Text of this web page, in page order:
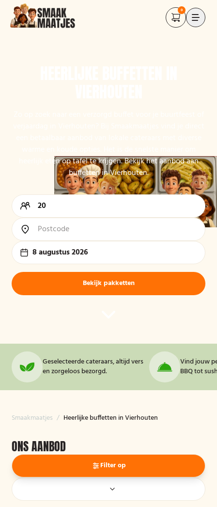
0
heerlijk eten op tafel te krijgen. Bekijk het aanbod aan
buffetten in Vierhouten.
8 augustus 2026
Bekijk pakketten
Geselecteerde cateraars, altijd vers
en zorgeloos bezorgd.
Vind jouw
BBQ tot
Smaakmaatjes / Heerlijke buffetten in Vierhouten
ONS AANBOD
Filter op